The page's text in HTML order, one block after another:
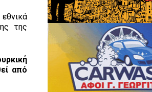
της
από